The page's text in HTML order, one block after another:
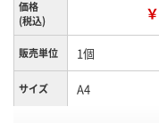
価格
(税込)
販売単位 1個
サイズ A4